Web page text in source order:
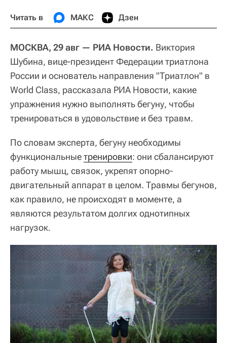
Читать в МАКС Дзен
МОСКВА, 29 авг — РИА Новости. Виктория
Шубина, вице-президент Федерации триатлона
России и основатель направления "Триатлон" в
World Class, рассказала РИА Новости, какие
упражнения нужно выполнять бегуну, чтобы
тренироваться в удовольствие и без травм.
По словам эксперта, бегуну необходимы
функциональныетренировки: они сбалансируют
работу мышц, связок, укрепят опорно-
двигательный аппарат в целом. Травмы бегунов,
как правило, не происходят в моменте, а
являются результатом долгих однотипных
нагрузок.